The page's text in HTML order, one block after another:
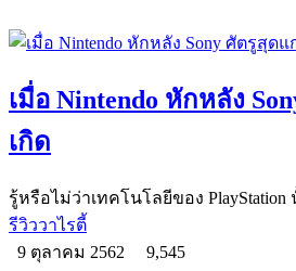
เมื่อ Nintendo หักหลัง
เกิด
รู้หรือไม่ว่าเทคโนโลยีของ
รีวิววาไรตี้
9 ตุลาคม 2562
9,545